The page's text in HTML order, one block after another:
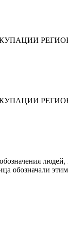
обозначали